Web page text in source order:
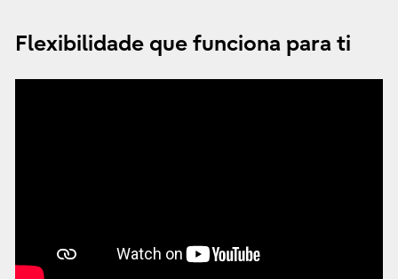
Flexibilidade que funciona para ti